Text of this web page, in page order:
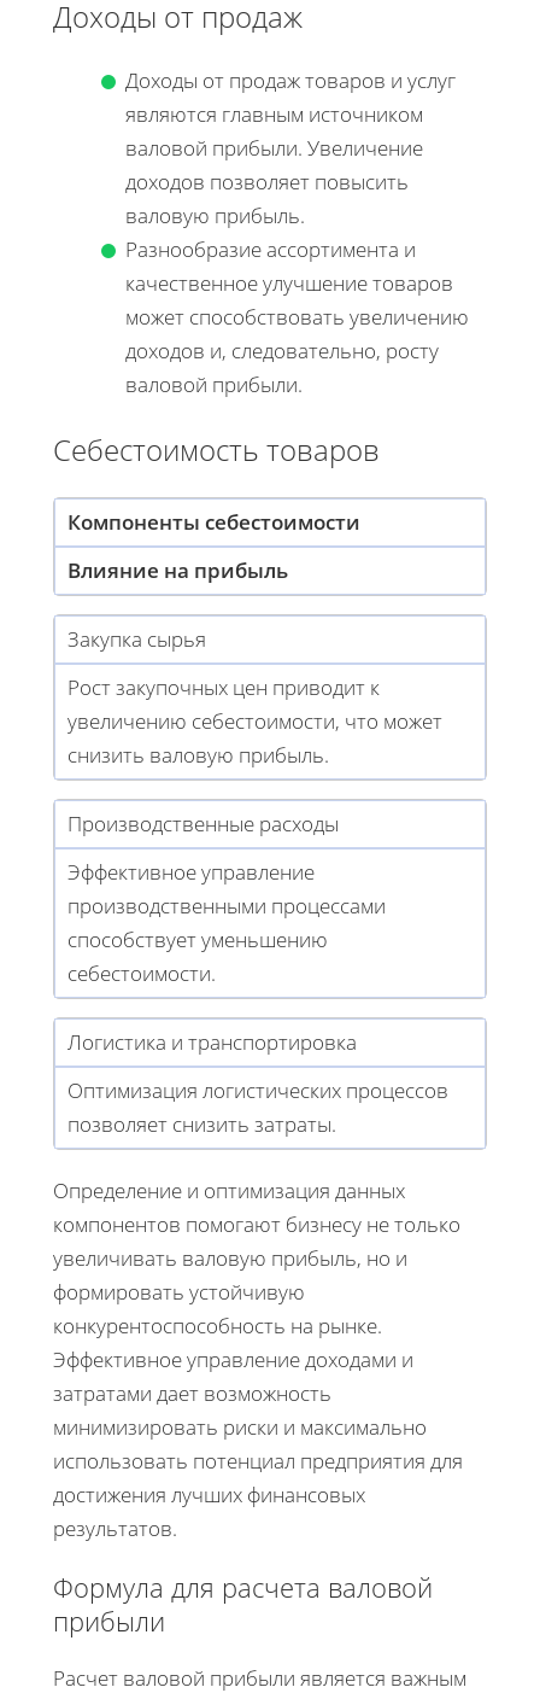
Доходы от продаж
Доходы от продаж товаров и услуг
являются главным источником
валовой прибыли. Увеличение
доходов позволяет повысить
валовую прибыль.
Разнообразие ассортимента и
качественное улучшение товаров
может способствовать увеличению
доходов и, следовательно, росту
валовой прибыли.
Себестоимость товаров
Компоненты себестоимости
Влияние на прибыль
Закупка сырья
Рост закупочных цен приводит к
увеличению себестоимости, что может
снизить валовую прибыль.
Производственные расходы
Эффективное управление
производственными процессами
способствует уменьшению
себестоимости.
Логистика и транспортировка
Оптимизация логистических процессов
позволяет снизить затраты.
Определение и оптимизация данных
компонентов помогают бизнесу не только
увеличивать валовую прибыль, но и
формировать устойчивую
конкурентоспособность на рынке.
Эффективное управление доходами и
затратами дает возможность
минимизировать риски и максимально
использовать потенциал предприятия для
достижения лучших финансовых
результатов.
Формула для расчета валовой
прибыли
Расчет валовой прибыли является важным